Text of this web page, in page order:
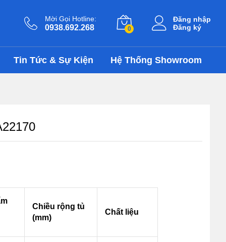
Mời Gọi Hotline:
0938.692.268 0
Đăng nhập
Đăng ký
Tin Tức & Sự Kiện Hệ Thống Showroom
Chiều rộng tủ
(mm)
Chất liệu
7.350.000